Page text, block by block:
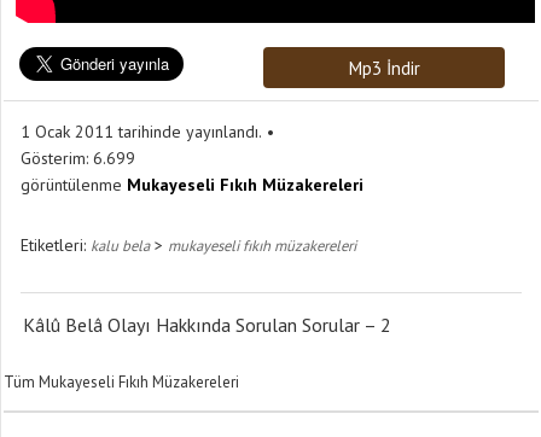
Mp3 İndir
1 Ocak 2011 tarihinde yayınlandı.
Gösterim: 6.699
görüntülenme Mukayeseli Fıkıh Müzakereleri
Etiketleri: kalu bela> mukayeseli fıkıh müzakereleri
Kâlû Belâ Olayı Hakkında Sorulan Sorular – 2
Tüm Mukayeseli Fıkıh Müzakereleri